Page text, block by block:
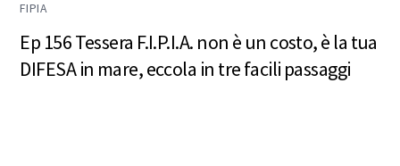
FIPIA
Ep 156 Tessera F.I.P.I.A. non è un costo, è la tua
DIFESA in mare, eccola in tre facili passaggi